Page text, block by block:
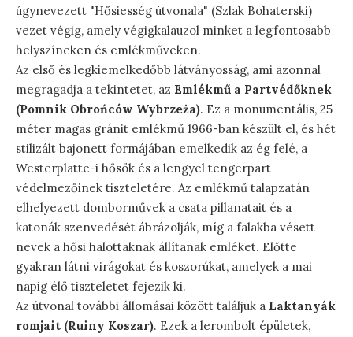
úgynevezett "Hősiesség útvonala" (Szlak Bohaterski)
vezet végig, amely végigkalauzol minket a legfontosabb
helyszíneken és emlékműveken.
Az első és legkiemelkedőbb látványosság, ami azonnal
megragadja a tekintetet, az Emlékmű a Partvédőknek
(Pomnik Obrońców Wybrzeża). Ez a monumentális, 25
méter magas gránit emlékmű 1966-ban készült el, és hét
stilizált bajonett formájában emelkedik az ég felé, a
Westerplatte-i hősök és a lengyel tengerpart
védelmezőinek tiszteletére. Az emlékmű talapzatán
elhelyezett domborművek a csata pillanatait és a
katonák szenvedését ábrázolják, míg a falakba vésett
nevek a hősi halottaknak állítanak emléket. Előtte
gyakran látni virágokat és koszorúkat, amelyek a mai
napig élő tiszteletet fejezik ki.
Az útvonal további állomásai között találjuk a Laktanyák
romjait (Ruiny Koszar). Ezek a lerombolt épületek,